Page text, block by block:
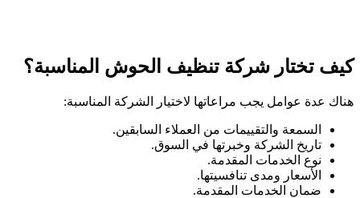
كيف تختار شركة تنظيف الحوش المناسبة؟
هناك عدة عوامل يجب مراعاتها لاختيار الشركة المناسبة:
السمعة والتقييمات من العملاء السابقين.
تاريخ الشركة وخبرتها في السوق.
نوع الخدمات المقدمة.
الأسعار ومدى تنافسيتها.
ضمان الخدمات المقدمة.